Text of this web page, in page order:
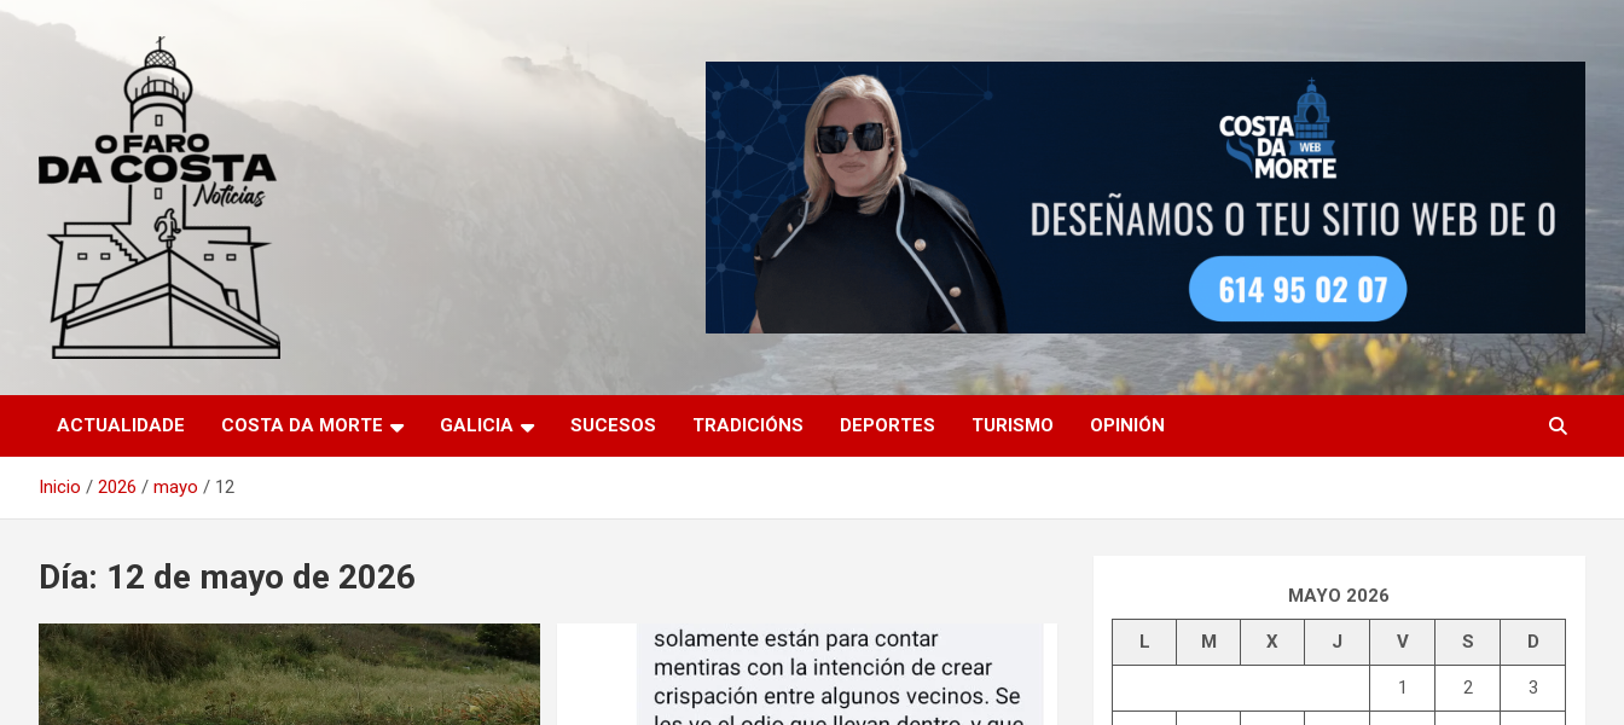
Saltar
ACTUALIDADE COSTA DA MORTE GALICIA SUCESOS TRADICIÓNS DEPORTES TURISMO OPINIÓN
Inicio 2026 mayo 12
Día: 12 de mayo de 2026 MAYO 2026
L M X J V S D
1 2 3